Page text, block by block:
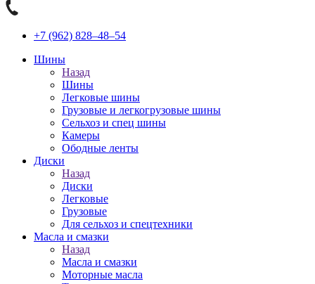
+7 (962) 828‒48‒54
Шины
Назад
Шины
Легковые шины
Грузовые и легкогрузовые шины
Сельхоз и спец шины
Камеры
Ободные ленты
Диски
Назад
Диски
Легковые
Грузовые
Для сельхоз и спецтехники
Масла и смазки
Назад
Масла и смазки
Моторные масла